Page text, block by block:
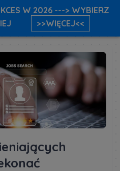
W 2026 ---> WYBIERZ
>>WIĘCEJ<<